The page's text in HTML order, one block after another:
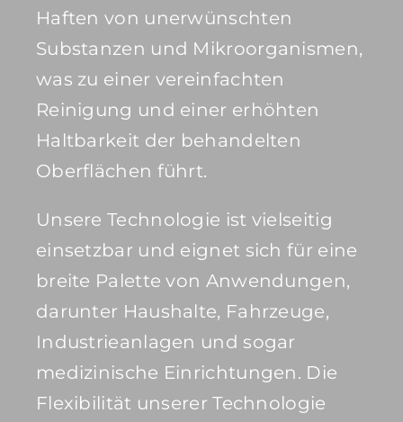
Haften von unerwünschten
Substanzen und Mikroorganismen,
was zu einer vereinfachten
Reinigung und einer erhöhten
Haltbarkeit der behandelten
Oberflächen führt.
Unsere Technologie ist vielseitig
einsetzbar und eignet sich für eine
breite Palette von Anwendungen,
darunter Haushalte, Fahrzeuge,
Industrieanlagen und sogar
medizinische Einrichtungen. Die
Flexibilität unserer Technologie